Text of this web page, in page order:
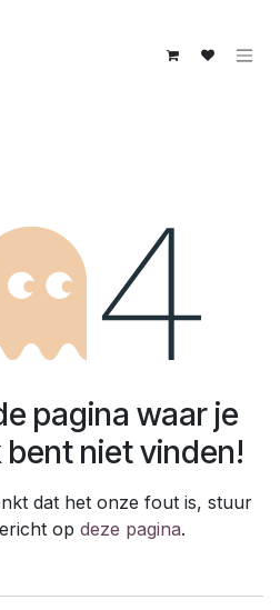
pagina waar je
niet vinden!
dat het onze fout is, stuur
op deze pagina.